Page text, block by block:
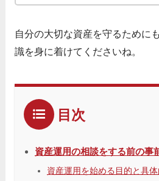
自分の大切な資産を守るために
識を身に着けてくださいね。
目次
資産運用の相談をする前の事
資産運用を始める目的と具